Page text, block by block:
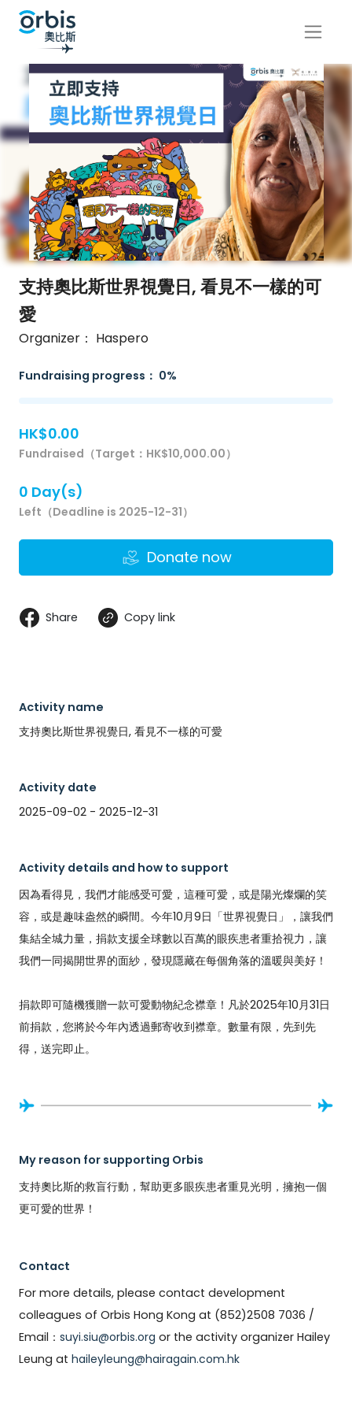
支持奧比斯世界視覺日, 看見不一樣的可
愛
Organizer： Haspero
Fundraising progress： 0%
HK$0.00
Fundraised（Target：HK$10,000.00）
0 Day(s)
Left（Deadline is 2025-12-31）
Donate now
Share Copy link
Activity name
支持奧比斯世界視覺日, 看見不一樣的可愛
Activity date
2025-09-02 - 2025-12-31
Activity details and how to support
因為看得見，我們才能感受可愛，這種可愛，或是陽光燦爛的笑
容，或是趣味盎然的瞬間。今年10月9日「世界視覺日」，讓我們
集結全城力量，捐款支援全球數以百萬的眼疾患者重拾視力，讓
我們一同揭開世界的面紗，發現隱藏在每個角落的溫暖與美好！
捐款即可隨機獲贈一款可愛動物紀念襟章！凡於2025年10月31日
前捐款，您將於今年內透過郵寄收到襟章。數量有限，先到先
得，送完即止。
My reason for supporting Orbis
支持奧比斯的救盲行動，幫助更多眼疾患者重見光明，擁抱一個
更可愛的世界！
Contact
For more details, please contact development
colleagues of Orbis Hong Kong at (852)2508 7036 /
Email： suyi.siu@orbis.org or the activity organizer Hailey
Leung at haileyleung@hairagain.com.hk